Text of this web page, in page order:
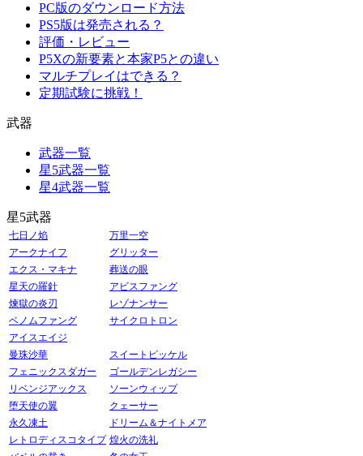
PC版のダウンロード方法
PS5版は発売される？
評価・レビュー
P5Xの新要素と本家P5との違い
マルチプレイはできる？
定期試験に挑戦！
武器
武器一覧
星5武器一覧
星4武器一覧
星5武器
七日ノ焰
万里一空
アークナイフ
グリッター
エクス・マキナ
葬送の眼
星天の羅針
アビスファング
煉獄の炎刃
レゾナンサー
ベノムファング
サイクロトロン
アイスエイジ
曼珠沙華
スイートピッケル
フェニックスダガー
ゴールデンレガシー
リベンジアックス
ソーンウィップ
堕天使の翼
クェーサー
永久凍土
ドリーム＆ナイトメア
レトロディスコタイプ 煌火の洗礼